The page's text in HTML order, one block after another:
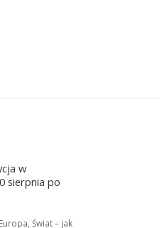
w
sierpnia po
Świat – jak